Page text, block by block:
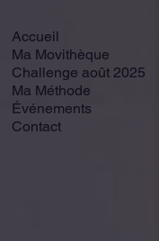
Accueil
Ma Movithèque
Challenge août 2025
Ma Méthode
Événements
Contact